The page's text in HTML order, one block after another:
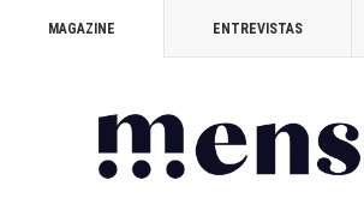
MAGAZINE ENTREVISTAS